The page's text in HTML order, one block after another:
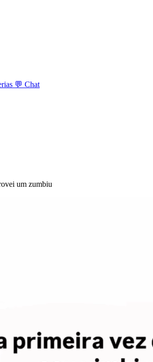
💬 Chat
um zumbiu